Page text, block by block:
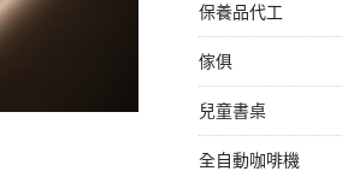
保養品代工
傢俱
兒童書桌
全自動咖啡機